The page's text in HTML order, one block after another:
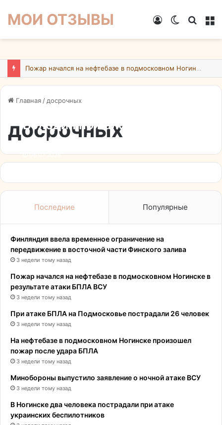
МОИ ОТЗЫВЫ
Switch
Войти
Пожар начался на нефтебазе в подмосковном Ногинске в результате атаки БПЛА ВСУ
Главная / досрочных
досрочных
Володин пожаловался на
утечку информации о
досрочных депутатских
08.07.2026
Последние Популярные
Финляндия ввела временное ограничение на
передвижение в восточной части Финского залива
3 недели тому назад
Пожар начался на нефтебазе в подмосковном Ногинске в
результате атаки БПЛА ВСУ
3 недели тому назад
При атаке БПЛА на Подмосковье пострадали 26 человек
3 недели тому назад
На нефтебазе в подмосковном Ногинске произошел
пожар после удара БПЛА
3 недели тому назад
Минобороны выпустило заявление о ночной атаке ВСУ
3 недели тому назад
В Ногинске два человека пострадали при атаке
украинских беспилотников